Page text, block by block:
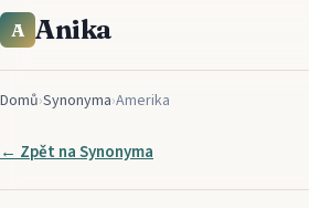
A Anika
Domů›Synonyma›Amerika
← Zpět naSynonyma